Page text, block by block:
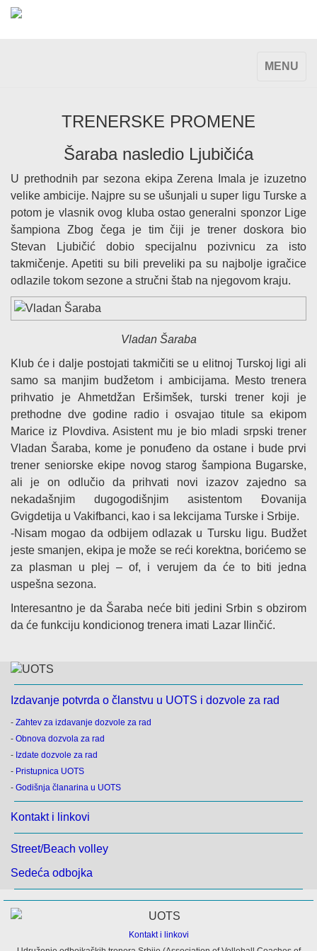
TOGGLE
MENU
TRENERSKE PROMENE
Šaraba nasledio Ljubičića
U prethodnih par sezona ekipa Zerena Imala je izuzetno
velike ambicije. Najpre su se ušunjali u super ligu Turske a
potom je vlasnik ovog kluba ostao generalni sponzor Lige
šampiona Zbog čega je tim čiji je trener doskora bio
Stevan Ljubičić dobio specijalnu pozivnicu za isto
takmičenje. Apetiti su bili preveliki pa su najbolje igračice
odlazile tokom sezone a stručni štab na njegovom kraju.
Vladan Šaraba
Klub će i dalje postojati takmičiti se u elitnoj Turskoj ligi ali
samo sa manjim budžetom i ambicijama. Mesto trenera
prihvatio je Ahmetdžan Eršimšek, turski trener koji je
prethodne dve godine radio i osvajao titule sa ekipom
Marice iz Plovdiva. Asistent mu je bio mladi srpski trener
Vladan Šaraba, kome je ponuđeno da ostane i bude prvi
trener seniorske ekipe novog starog šampiona Bugarske,
ali je on odlučio da prihvati novi izazov zajedno sa
nekadašnjim dugogodišnjim asistentom Đovanija
Gvigdetija u Vakifbanci, kao i sa lekcijama Turske i Srbije.
-Nisam mogao da odbijem odlazak u Tursku ligu. Budžet
jeste smanjen, ekipa je može se reći korektna, borićemo se
za plasman u plej – of, i verujem da će to biti jedna
uspešna sezona.
Interesantno je da Šaraba neće biti jedini Srbin s obzirom
da će funkciju kondicionog trenera imati Lazar Ilinčić.
Izdavanje potvrda o članstvu u UOTS i dozvole za rad
- Zahtev za izdavanje dozvole za rad
- Obnova dozvola za rad
- Izdate dozvole za rad
- Pristupnica UOTS
- Godišnja članarina u UOTS
Kontakt i linkovi
Street/Beach volley
Sedeća odbojka
Kontakt i linkovi